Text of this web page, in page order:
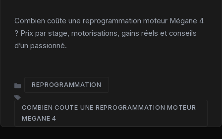
Combien coûte une reprogrammation moteur Mégane 4
? Prix par stage, motorisations, gains réels et conseils
d’un passionné.
CATÉGORIES
REPROGRAMMATION
COMBIEN COUTE UNE REPROGRAMMATION MOTEUR
MEGANE 4​